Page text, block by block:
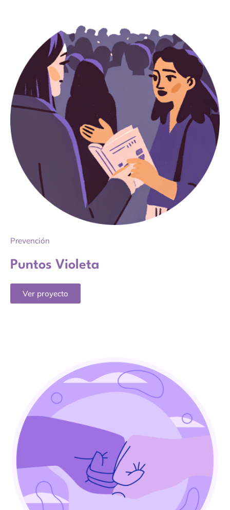
Prevención
Puntos Violeta
Ver proyecto